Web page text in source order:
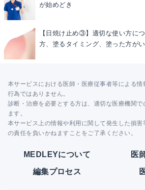
が始めどき
【日焼け止め③】適切な使い方に
方、塗るタイミング、塗った方が
本サービスにおける医師・医療従事者等による情
行為ではありません。
診断・治療を必要とする方は、適切な医療機関で
ます。
本サービス上の情報や利用に関して発生した損害
の責任を負いかねますことをご了承ください。
MEDLEYについて 医
編集プロセス